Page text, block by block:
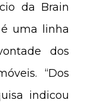
da Brain
é uma linha
dos
“Dos
indicou